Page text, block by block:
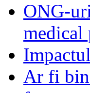
ONG-
medical
Ar fi